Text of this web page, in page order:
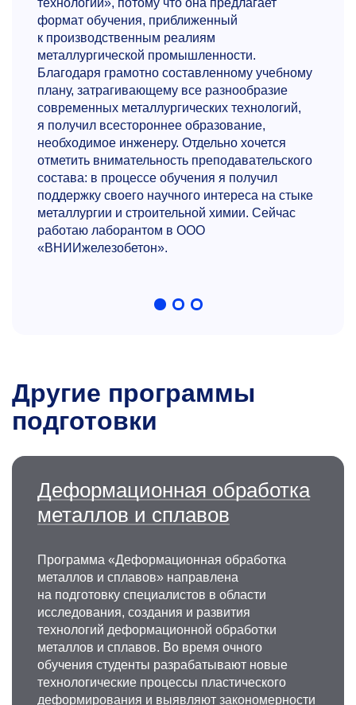
технологий», потому что она предлагает
формат обучения, приближенный
к производственным реалиям
металлургической промышленности.
Благодаря грамотно составленному учебному
плану, затрагивающему все разнообразие
современных металлургических технологий,
я получил всестороннее образование,
необходимое инженеру. Отдельно хочется
отметить внимательность преподавательского
состава: в процессе обучения я получил
поддержку своего научного интереса на стыке
металлургии и строительной химии. Сейчас
работаю лаборантом в ООО
«ВНИИжелезобетон».
Другие программы
подготовки
Деформационная обработка
металлов и сплавов
Программа «Деформационная обработка
металлов и сплавов» направлена
на подготовку специалистов в области
исследования, создания и развития
технологий деформационной обработки
металлов и сплавов. Во время очного
обучения студенты разрабатывают новые
технологические процессы пластического
деформирования и выявляют закономерности